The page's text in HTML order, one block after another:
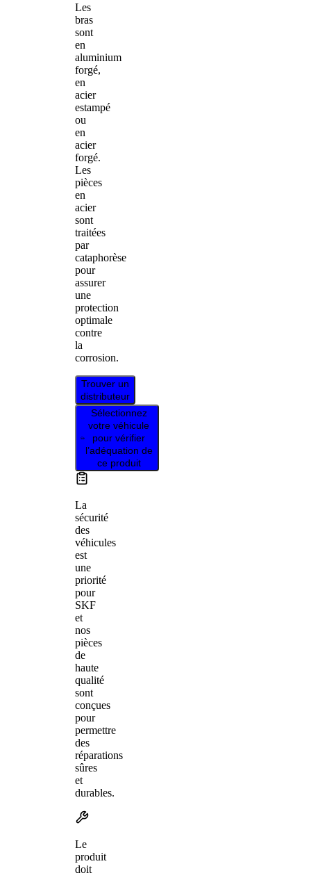
Les
bras
sont
en
aluminium
forgé,
en
acier
estampé
ou
en
acier
forgé.
Les
pièces
en
acier
sont
traitées
par
cataphorèse
pour
assurer
une
protection
optimale
contre
la
corrosion.
Trouver un
distributeur
Sélectionnez
votre véhicule
pour vérifier
l’adéquation de
ce produit
La
sécurité
des
véhicules
est
une
priorité
pour
SKF
et
nos
pièces
de
haute
qualité
sont
conçues
pour
permettre
des
réparations
sûres
et
durables.
Le
produit
doit